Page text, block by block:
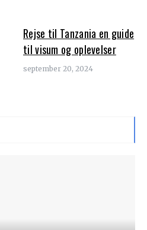
Rejse til Tanzania en guide
til visum og oplevelser
september 20, 2024